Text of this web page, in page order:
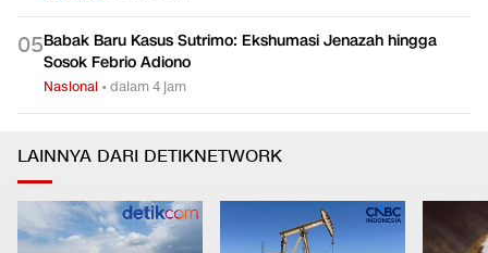
05Babak Baru Kasus Sutrimo: Ekshumasi Jenazah hingga
Sosok Febrio Adiono
Nasional •dalam 4 jam
LAINNYA DARI DETIKNETWORK